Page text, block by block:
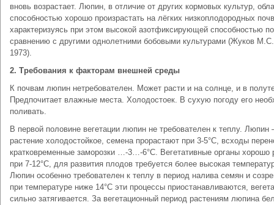
вновь возрастает. Люпин, в отличие от других кормовых культур,
способностью хорошо произрастать на лёгких низкоплодородных
характеризуясь при этом высокой азотфиксирующей способностью по
сравнению с другими однолетними бобовыми культурами (Жуков
1973).
2. Требования к факторам внешней среды
К почвам люпин нетребователен. Может расти и на солнце, и в
Предпочитает влажные места. Холодостоек. В сухую погоду его
поливать.
В первой половине вегетации люпин не требователен к теплу. Люпин
растение холодостойкое, семена прорастают при 3-5°С, всходы
кратковременные заморозки …-3…-6°С. Вегетативные органы хорошо
при 7-12°С, для развития плодов требуется более высокая
Люпин особенно требователен к теплу в период налива семян и
при температуре ниже 14°С эти процессы приостанавливаются,
сильно затягивается. За вегетационный период растениям люпина